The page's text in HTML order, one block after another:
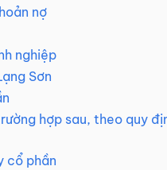
nợ
nghiệp
Sơn
hợp sau, theo quy
cổ phần